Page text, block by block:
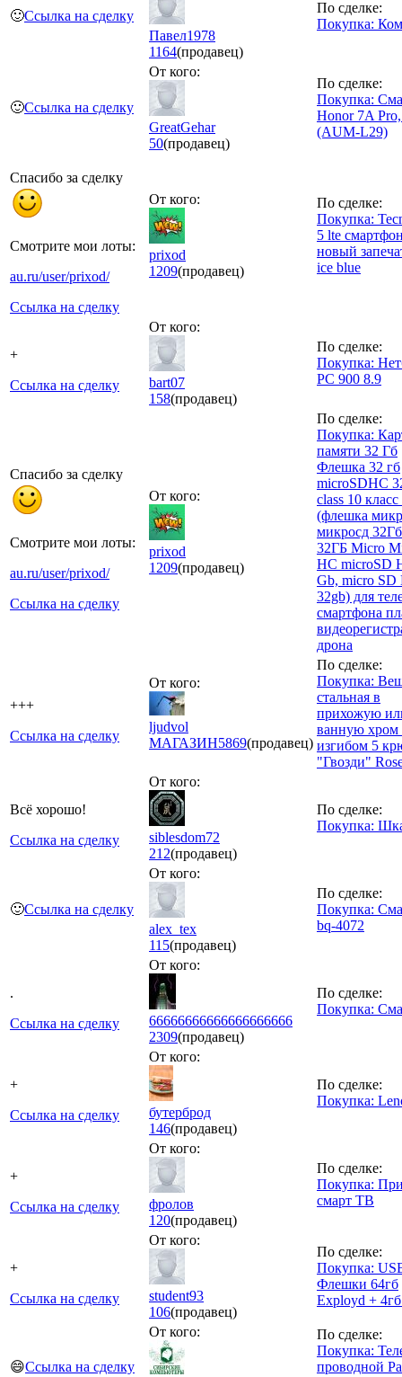
🙂Ссылка на сделку
Павел1978
1164(продавец)
По сделке:
Покупка:
🙂Ссылка на сделку
От кого:
GreatGehar
50(продавец)
По сделке:
Покупка:
Honor 7A
(AUM-L29)
Спасибо за сделку
Смотрите мои лоты:
au.ru/user/prixod/
Ссылка на сделку
От кого:
prixod
1209(продавец)
По сделке:
Покупка:
5 lte
новый
ice blue
+
Ссылка на сделку
От кого:
bart07
158(продавец)
По сделке:
Покупка:
PC 900 8.9
Спасибо за сделку
Смотрите мои лоты:
au.ru/user/prixod/
Ссылка на сделку
От кого:
prixod
1209(продавец)
По сделке:
Покупка:
памяти 32 Гб
Флешка 32 гб
microSDHC
class 10 класс
(флешка
микросд
32ГБ Micro
HC microSD
Gb, micro SD
32gb) для
смартфона
дрона
+++
Ссылка на сделку
От кого:
ljudvol
МАГАЗИН5869(продавец)
По сделке:
Покупка:
стальная в
прихожую
ванную хром
изгибом 5
"Гвозди"
Всё хорошо!
Ссылка на сделку
От кого:
siblesdom72
212(продавец)
По сделке:
Покупка:
🙂Ссылка на сделку
От кого:
alex_tex
115(продавец)
По сделке:
Покупка:
bq-4072
.
Ссылка на сделку
От кого:
66666666666666666666
2309(продавец)
По сделке:
Покупка:
+
Ссылка на сделку
От кого:
бутерброд
146(продавец)
По сделке:
Покупка:
+
Ссылка на сделку
От кого:
фролов
120(продавец)
По сделке:
Покупка:
смарт ТВ
+
Ссылка на сделку
От кого:
student93
106(продавец)
По сделке:
Покупка:
Флешки 64гб
Exployd +
😄Ссылка на сделку
От кого:
По сделке:
Покупка:
проводной